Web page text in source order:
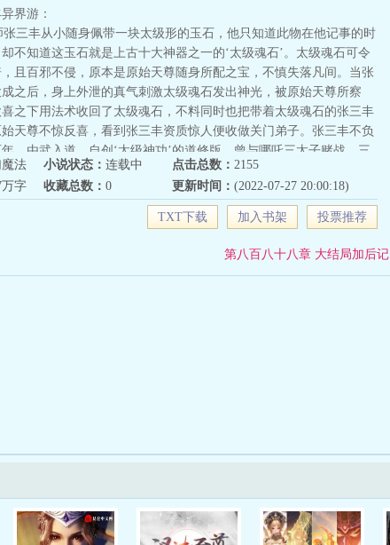
界游：
三丰从小随身佩带一块太级形的玉石，他只知道此物在他记事的时
不知道这玉石就是上古十大神器之一的‘太级魂石’。太级魂石可令
且百邪不侵，原本是原始天尊随身所配之宝，不慎失落凡间。当张
之后，身上外泄的真气刺激太级魂石发出神光，被原始天尊所察
之下用法术收回了太级魂石，不料同时也把带着太级魂石的张三丰
天尊不惊反喜，看到张三丰资质惊人便收做关门弟子。张三丰不负
，由武入道，自创‘太级神功’的道修版。曾与哪吒三太子赌战，三
御，结果赢了三太子的浑天凌。原始天尊又将浑天凌用天河银沙，
祭练，并在天火中淬练多回，把混天凌内封存的三足金乌练化为炫
之后的混天凌光泛七彩，若隐若现，一只紫色三足金乌与其内尽情
彩混天凌’。原始天尊又赐予了两件神器级的宝物，就放他四处云游
金莲’，本是如来坐下金莲，赌棋输于原始天尊的，此金莲不仅可用
宝物‘昊天神剑’，此神剑据传是整个星系压缩而成，被原始天尊于
年乃成，号称九天十地诸般神魔两界内无坚不摧，以原始天尊之能
三宝道人。张三丰奉师命云游，结识了孙大圣，不打不相识，结为
掇着跑到西方神界，又认识了鬼精灵的雅典娜。三个人都是没事惹
神的黄昏”。而张三丰转生异界大陆的大汉王国，凭借数百年炼成的
始异界之旅……本文故事也就因此而起！
法 小说状态： 连载中 点击总数： 2155
万字 收藏总数： 0 更新时间： (2022-07-27 20:00:18)
TXT下载 加入书架 投票推荐
第八百八十八章 大结局加后记